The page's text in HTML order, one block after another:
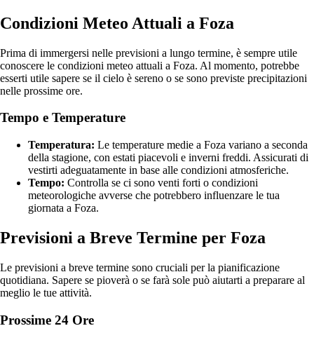
Condizioni Meteo Attuali a Foza
Prima di immergersi nelle previsioni a lungo termine, è sempre utile
conoscere le condizioni meteo attuali a Foza. Al momento, potrebbe
esserti utile sapere se il cielo è sereno o se sono previste precipitazioni
nelle prossime ore.
Tempo e Temperature
Temperatura: Le temperature medie a Foza variano a seconda
della stagione, con estati piacevoli e inverni freddi. Assicurati di
vestirti adeguatamente in base alle condizioni atmosferiche.
Tempo: Controlla se ci sono venti forti o condizioni
meteorologiche avverse che potrebbero influenzare le tua
giornata a Foza.
Previsioni a Breve Termine per Foza
Le previsioni a breve termine sono cruciali per la pianificazione
quotidiana. Sapere se pioverà o se farà sole può aiutarti a preparare al
meglio le tue attività.
Prossime 24 Ore